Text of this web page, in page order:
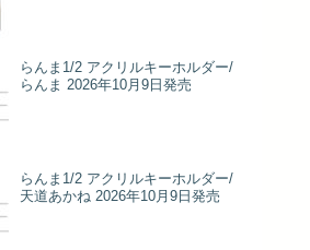
らんま1/2 アクリルキーホルダー/
らんま 2026年10月9日発売
らんま1/2 アクリルキーホルダー/
天道あかね 2026年10月9日発売